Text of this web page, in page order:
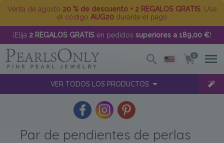
Venta de agosto 20 % de descuento + 2 REGALOS GRATIS . Use
el código AUG20durante el pago
¡Elija 2 REGALOS GRATIS en pedidos superiores a 189,00 €!
0
VER TODOS LOS PRODUCTOS
Par de pendientes de perlas